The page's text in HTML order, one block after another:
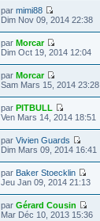
par mimi88
Dim Nov 09, 2014 22:38
par Morcar
Dim Oct 19, 2014 12:04
par Morcar
Sam Mars 15, 2014 23:28
par PITBULL
Ven Mars 14, 2014 18:51
par Vivien Guards
Dim Mars 09, 2014 16:41
par Baker Stoecklin
Jeu Jan 09, 2014 21:13
par Gérard Cousin
Mar Déc 10, 2013 15:36